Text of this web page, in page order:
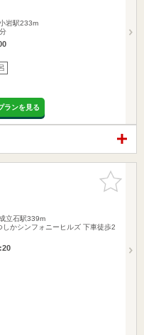
岩駅233m
ランを見る
お気に入
りに追加
立石駅339m
かシンフォニーヒルズ 下車徒歩2